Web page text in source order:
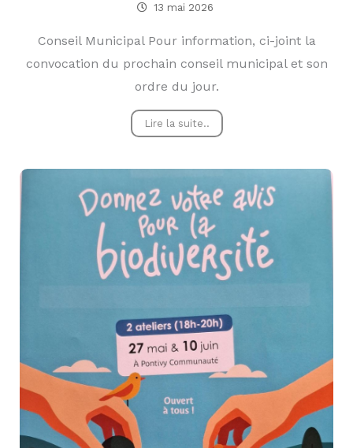
13 mai 2026
Conseil Municipal Pour information, ci-joint la
convocation du prochain conseil municipal et son
ordre du jour.
Lire la suite..